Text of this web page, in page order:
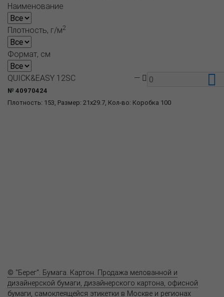
Наименование
Плотность, г/м2
Формат, см
Плотность: 153, Размер: 21x29.7, Кол-во: Коробка 100
QUICK&EASY 12SC
№ 40970424
—
© "Берег". Бумага. Картон. Продажа мелованной и
дизайнерской бумаги, дизайнерского картона, офисной
бумаги, самоклеящейся этикетки в Москве и регионах